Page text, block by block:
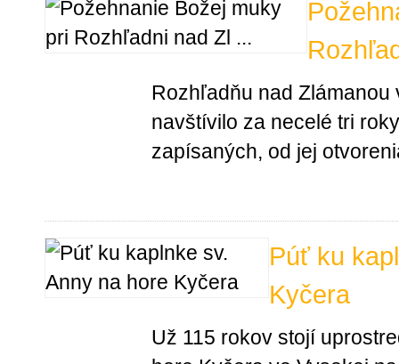
Rozhľadňu nad Zlámanou
navštívilo za necelé tri
zapísaných, od jej
Púť ku
Kyčera
Už 115 rokov stojí